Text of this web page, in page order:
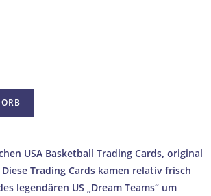
USA Basketball Trading Cards, original
Diese Trading Cards kamen relativ frisch
legendären US „Dream Teams“ um